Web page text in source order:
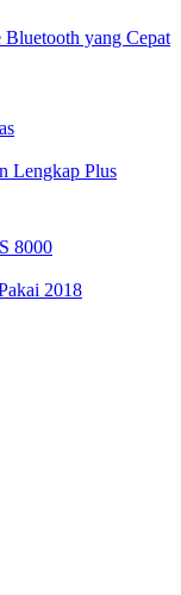
yang Cepat
Lengkap Plus
8000
2018